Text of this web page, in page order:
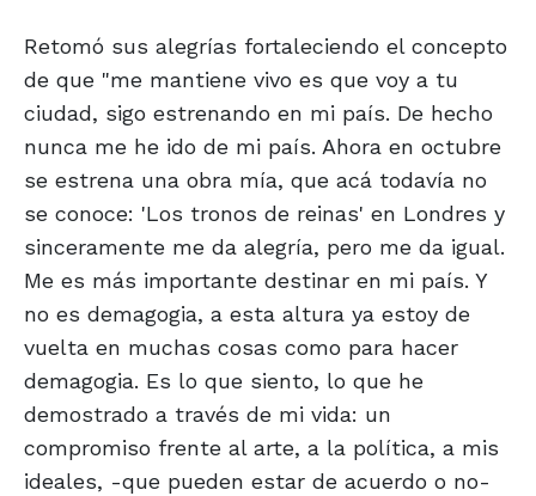
Retomó sus alegrías fortaleciendo el concepto
de que "me mantiene vivo es que voy a tu
ciudad, sigo estrenando en mi país. De hecho
nunca me he ido de mi país. Ahora en octubre
se estrena una obra mía, que acá todavía no
se conoce: 'Los tronos de reinas' en Londres y
sinceramente me da alegría, pero me da igual.
Me es más importante destinar en mi país. Y
no es demagogia, a esta altura ya estoy de
vuelta en muchas cosas como para hacer
demagogia. Es lo que siento, lo que he
demostrado a través de mi vida: un
compromiso frente al arte, a la política, a mis
ideales, -que pueden estar de acuerdo o no-